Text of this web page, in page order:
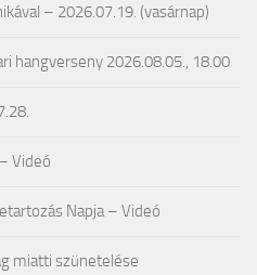
– 2026.07.19. (vasárnap)
hangverseny 2026.08.05., 18.00
Videó
Napja – Videó
miatti szünetelése